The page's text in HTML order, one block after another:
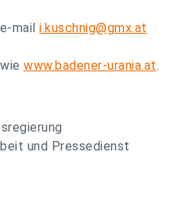
mail i.kuschnig@gmx.at
www.badener-urania.at.
und Pressedienst